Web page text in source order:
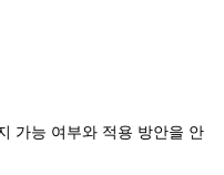
가능 여부와 적용 방안을 안